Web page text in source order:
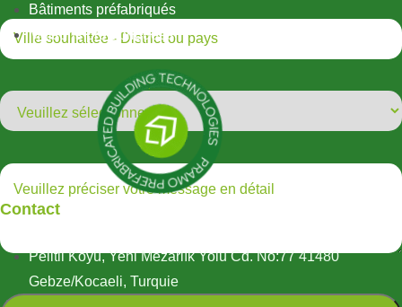
Bâtiments préfabriqués
Maisons préfabriquées
Contact
Pelitli Köyü, Yeni Mezarlık Yolu Cd. No:77 41480
Gebze/Kocaeli, Turquie